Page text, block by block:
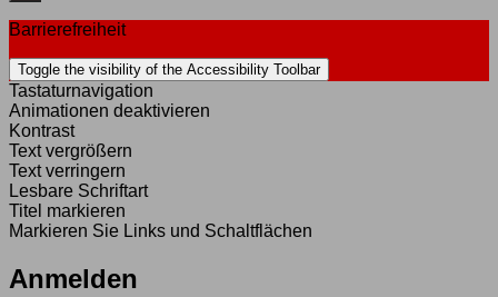
Barrierefreiheit
Toggle the visibility of the Accessibility Toolbar
Tastaturnavigation
Animationen deaktivieren
Kontrast
Text vergrößern
Text verringern
Lesbare Schriftart
Titel markieren
Markieren Sie Links und Schaltflächen
Anmelden